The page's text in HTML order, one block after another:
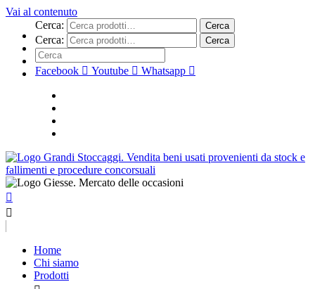
Vai al contenuto
Cerca:
Cerca
Cerca: Cerca
Facebook Youtube Whatsapp
Home
Chi siamo
Prodotti